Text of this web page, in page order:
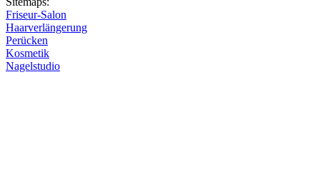
Friseur-Salon
Haarverlängerung
Perücken
Kosmetik
Nagelstudio